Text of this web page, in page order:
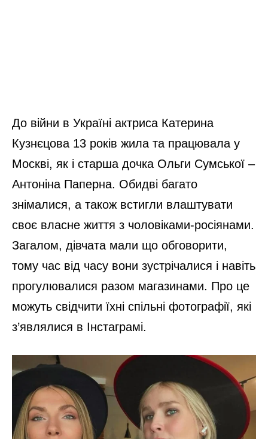
До війни в Україні актриса Катерина
Кузнєцова 13 років жила та працювала у
Москві, як і старша дочка Ольги Сумської –
Антоніна Паперна. Обидві багато
знімалися, а також встигли влаштувати
своє власне життя з чоловіками-росіянами.
Загалом, дівчата мали що обговорити,
тому час від часу вони зустрічалися і навіть
прогулювалися разом магазинами. Про це
можуть свідчити їхні спільні фотографії, які
з’являлися в Інстаграмі.